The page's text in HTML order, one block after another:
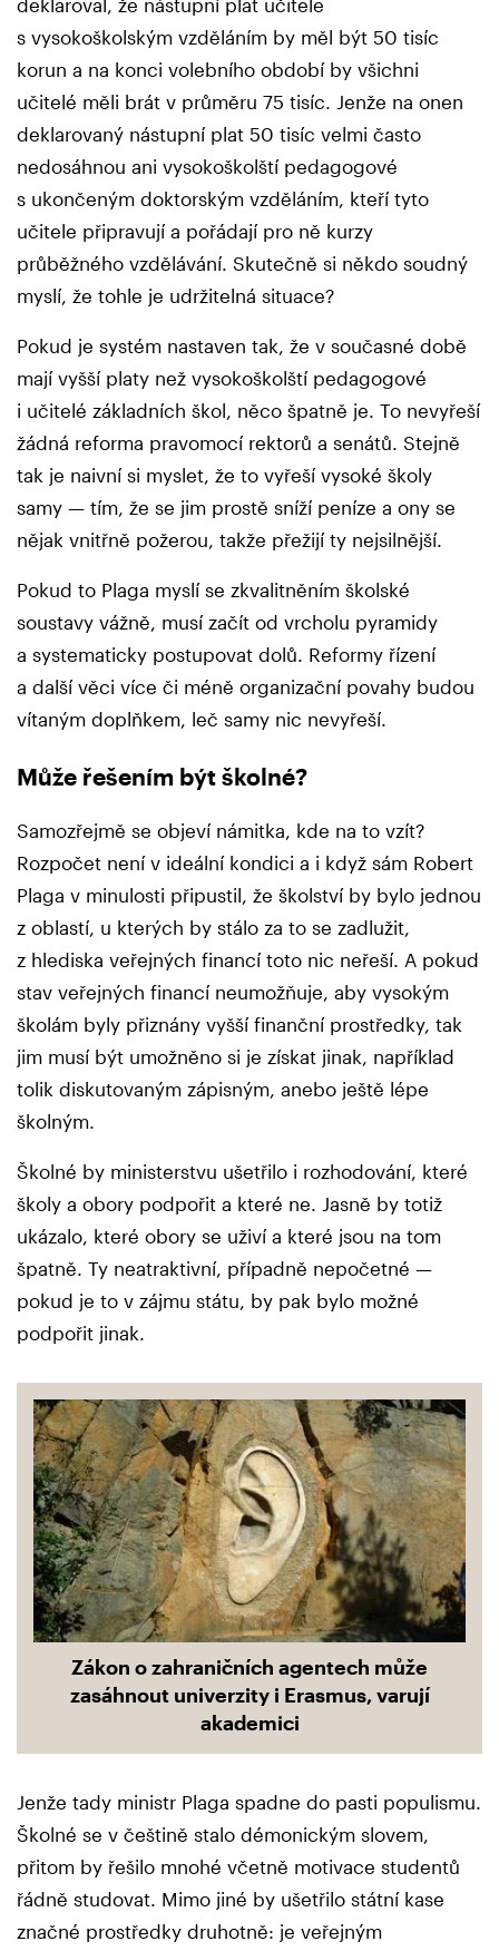
s vysokoškolským vzděláním by měl být 50 tisíc
korun a na konci volebního období by všichni
učitelé měli brát v průměru 75 tisíc. Jenže na onen
deklarovaný nástupní plat 50 tisíc velmi často
nedosáhnou ani vysokoškolští pedagogové
s ukončeným doktorským vzděláním, kteří tyto
učitele připravují a pořádají pro ně kurzy
průběžného vzdělávání. Skutečně si někdo soudný
myslí, že tohle je udržitelná situace?
Pokud je systém nastaven tak, že v současné době
mají vyšší platy než vysokoškolští pedagogové
i učitelé základních škol, něco špatně je. To nevyřeší
žádná reforma pravomocí rektorů a senátů. Stejně
tak je naivní si myslet, že to vyřeší vysoké školy
samy — tím, že se jim prostě sníží peníze a ony se
nějak vnitřně požerou, takže přežijí ty nejsilnější.
Pokud to Plaga myslí se zkvalitněním školské
soustavy vážně, musí začít od vrcholu pyramidy
a systematicky postupovat dolů. Reformy řízení
a další věci více či méně organizační povahy budou
vítaným doplňkem, leč samy nic nevyřeší.
Může řešením být školné?
Samozřejmě se objeví námitka, kde na to vzít?
Rozpočet není v ideální kondici a i když sám Robert
Plaga v minulosti připustil, že školství by bylo jednou
z oblastí, u kterých by stálo za to se zadlužit,
z hlediska veřejných financí toto nic neřeší. A pokud
stav veřejných financí neumožňuje, aby vysokým
školám byly přiznány vyšší finanční prostředky, tak
jim musí být umožněno si je získat jinak, například
tolik diskutovaným zápisným, anebo ještě lépe
školným.
Školné by ministerstvu ušetřilo i rozhodování, které
školy a obory podpořit a které ne. Jasně by totiž
ukázalo, které obory se uživí a které jsou na tom
špatně. Ty neatraktivní, případně nepočetné —
pokud je to v zájmu státu, by pak bylo možné
podpořit jinak.
Zákon o zahraničních agentech může
zasáhnout univerzity i Erasmus, varují
akademici
Jenže tady ministr Plaga spadne do pasti populismu.
Školné se v češtině stalo démonickým slovem,
přitom by řešilo mnohé včetně motivace studentů
řádně studovat. Mimo jiné by ušetřilo státní kase
značné prostředky druhotně: je veřejným